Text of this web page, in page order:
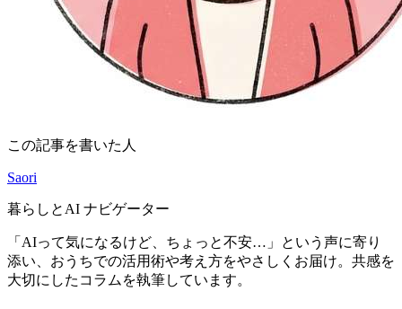
この記事を書いた人
Saori
暮らしとAI ナビゲーター
「AIって気になるけど、ちょっと不安…」という声に寄り
添い、おうちでの活用術や考え方をやさしくお届け。共感を
大切にしたコラムを執筆しています。